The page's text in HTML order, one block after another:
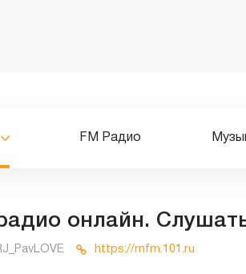
FM Радио
онлайн.
https://rnfm.101.ru